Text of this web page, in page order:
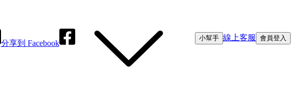
分享到 Facebook
小幫手 線上客服 會員登入